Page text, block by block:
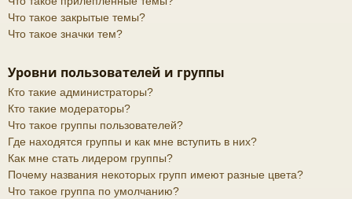
Что такое закрытые темы?
Что такое значки тем?
Уровни пользователей и группы
Кто такие администраторы?
Кто такие модераторы?
Что такое группы пользователей?
Где находятся группы и как мне вступить в них?
Как мне стать лидером группы?
Почему названия некоторых групп имеют разные цвета?
Что такое группа по умолчанию?